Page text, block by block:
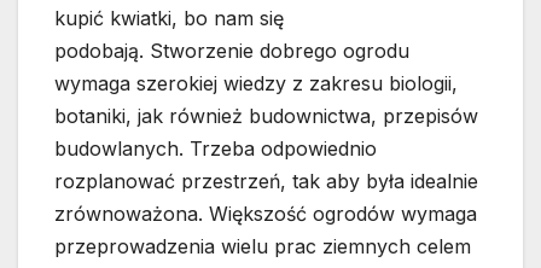
kupić kwiatki, bo nam się
podobają. Stworzenie dobrego ogrodu
wymaga szerokiej wiedzy z zakresu biologii,
botaniki, jak również budownictwa, przepisów
budowlanych. Trzeba odpowiednio
rozplanować przestrzeń, tak aby była idealnie
zrównoważona. Większość ogrodów wymaga
przeprowadzenia wielu prac ziemnych celem